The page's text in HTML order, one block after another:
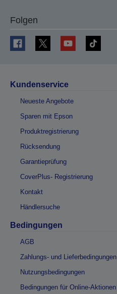
Folgen
Kundenservice
Neueste Angebote
Sparen mit Epson
Produktregistrierung
Rücksendung
Garantieprüfung
CoverPlus- Registrierung
Kontakt
Händlersuche
Bedingungen
AGB
Zahlungs- und Lieferbedingungen
Nutzungsbedingungen
Bedingungen für Online-Aktionen